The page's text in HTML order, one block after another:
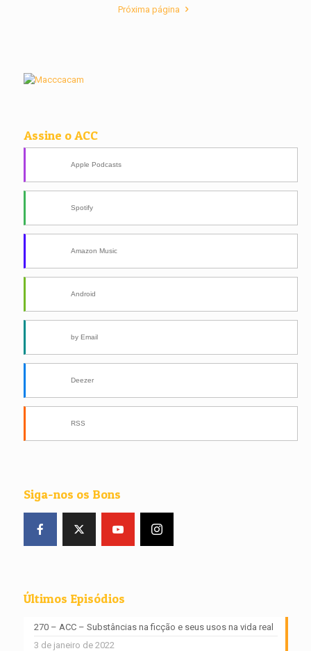
Próxima página
Assine o ACC
Apple Podcasts
Spotify
Amazon Music
Android
by Email
Deezer
RSS
Siga-nos os Bons
Últimos Episódios
270 – ACC – Substâncias na ficção e seus usos na vida real
3 de janeiro de 2022